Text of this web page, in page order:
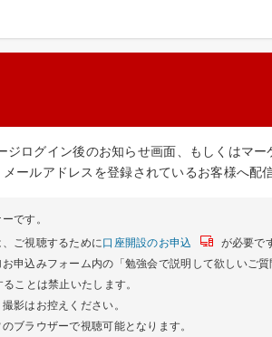
ログイン後のお知らせ画面、もしくはマ
ールアドレスを登録されているお客様へ配
です。
ご視聴するために口座開設のお申込
が必要で
申込みフォーム内の「勉強会で説明して欲しいご
ことは禁止いたします。
影はお控えください。
ブラウザーで視聴可能となります。